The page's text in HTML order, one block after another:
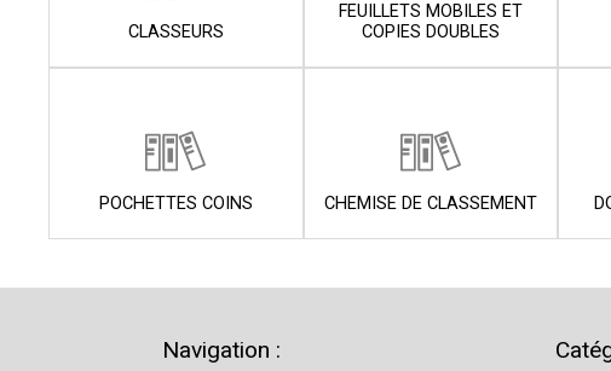
CLASSEURS
FEUILLETS MOBILES ET
COPIES DOUBLES
POCHETTES COINS CHEMISE DE CLASSEMENT
Navigation :